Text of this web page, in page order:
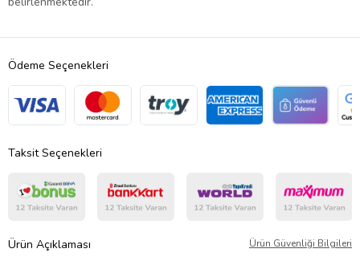
Ödeme Seçenekleri
Taksit Seçenekleri
Ürün Açıklaması Ürün Güvenliği Bilgileri